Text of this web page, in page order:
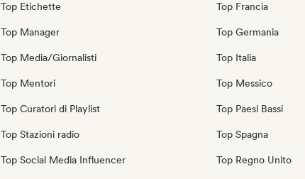
Top Etichette
Top Manager
Top Media/Giornalisti
Top Mentori
Top Curatori di Playlist
Top Stazioni radio
Top Social Media Influencer
Top Francia
Top Germania
Top Italia
Top Messico
Top Paesi Bassi
Top Spagna
Top Regno Unito